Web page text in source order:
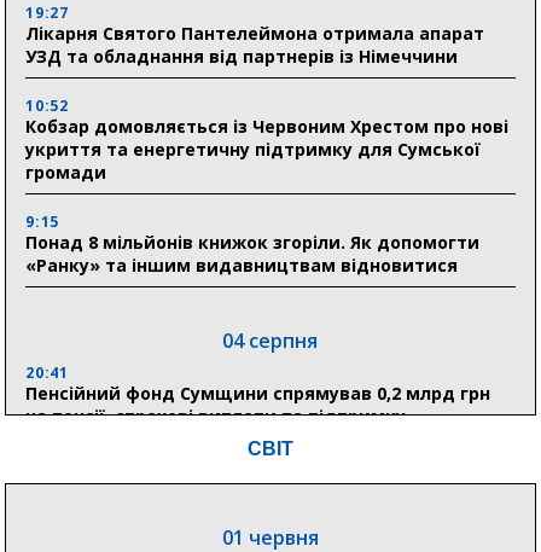
19:27
Лікарня Святого Пантелеймона отримала апарат
УЗД та обладнання від партнерів із Німеччини
10:52
Кобзар домовляється із Червоним Хрестом про нові
укриття та енергетичну підтримку для Сумської
громади
9:15
Понад 8 мільйонів книжок згоріли. Як допомогти
«Ранку» та іншим видавництвам відновитися
04 серпня
20:41
Пенсійний фонд Сумщини спрямував 0,2 млрд грн
на пенсії, страхові виплати та підтримку
СВІТ
01 червня